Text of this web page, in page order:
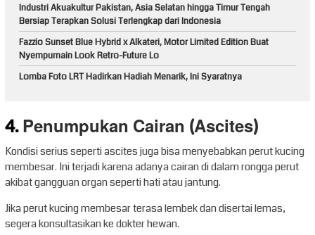
Industri Akuakultur Pakistan, Asia Selatan hingga Timur Tengah
Bersiap Terapkan Solusi Terlengkap dari Indonesia
Fazzio Sunset Blue Hybrid x Alkateri, Motor Limited Edition Buat
Nyempurnain Look Retro-Future Lo
Lomba Foto LRT Hadirkan Hadiah Menarik, Ini Syaratnya
4.Penumpukan Cairan (Ascites)
Kondisi serius seperti ascites juga bisa menyebabkan perut kucing
membesar. Ini terjadi karena adanya cairan di dalam rongga perut
akibat gangguan organ seperti hati atau jantung.
Jika perut kucing membesar terasa lembek dan disertai lemas,
segera konsultasikan ke dokter hewan.